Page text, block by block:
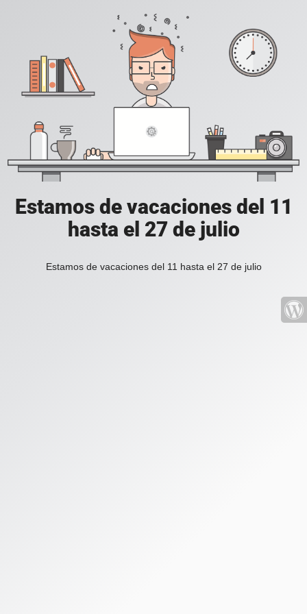
Estamos de vacaciones del 11
hasta el 27 de julio
Estamos de vacaciones del 11 hasta el 27 de julio